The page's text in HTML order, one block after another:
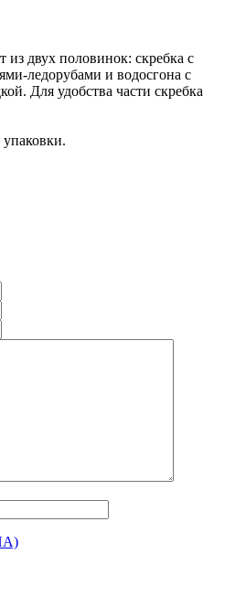
из двух половинок: скребка с
ледорубами и водосгона с
Для удобства части скребка